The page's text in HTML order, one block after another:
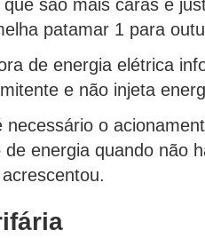
são mais caras e
patamar 1 para
de energia elétrica
e não injeta
necessário o
energia quando não